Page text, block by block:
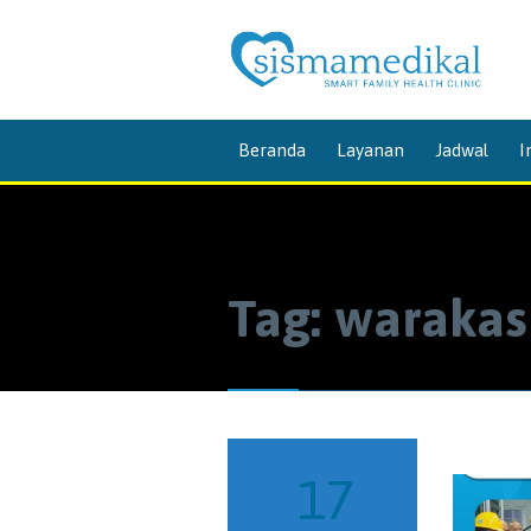
Beranda Layanan Jadwal
Tag:
17